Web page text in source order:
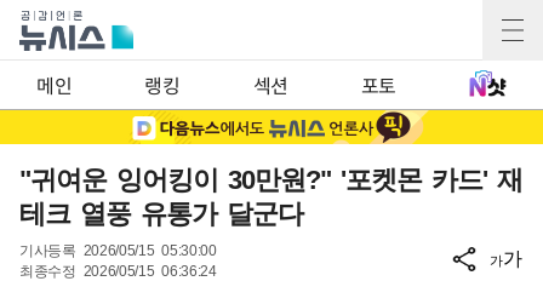
메인 랭킹 섹션 포토
"귀여운 잉어킹이 30만원?" '포켓몬 카드' 재
테크 열풍 유통가 달군다
기사등록 2026/05/15 05:30:00
최종수정 2026/05/15 06:36:24
가가